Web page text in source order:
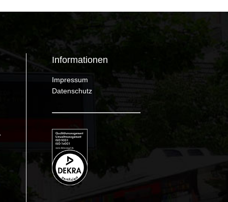
Informationen
Impressum
Datenschutz